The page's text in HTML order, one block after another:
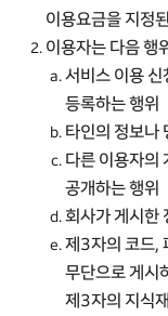
이용요금을 지정
이용자는 다음 행
서비스 이용
등록하는 행위
타인의 정보나
다른 이용자의
공개하는 행위
회사가 게시한
제3자의 코드,
무단으로 게시
제3자의 지식